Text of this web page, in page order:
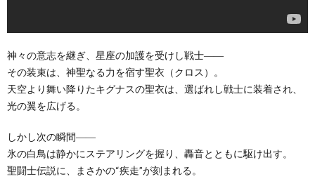
神々の意志を継ぎ、星座の加護を受けし戦士――
その装束は、神聖なる力を宿す聖衣（クロス）。
天空より舞い降りたキグナスの聖衣は、選ばれし戦士に装着され、
光の翼を広げる。
しかし次の瞬間――
氷の白鳥は静かにステアリングを握り、轟音とともに駆け出す。
聖闘士伝説に、まさかの“疾走”が刻まれる。